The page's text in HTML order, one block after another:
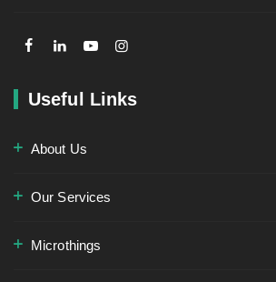
Useful Links
About Us
Our Services
Microthings